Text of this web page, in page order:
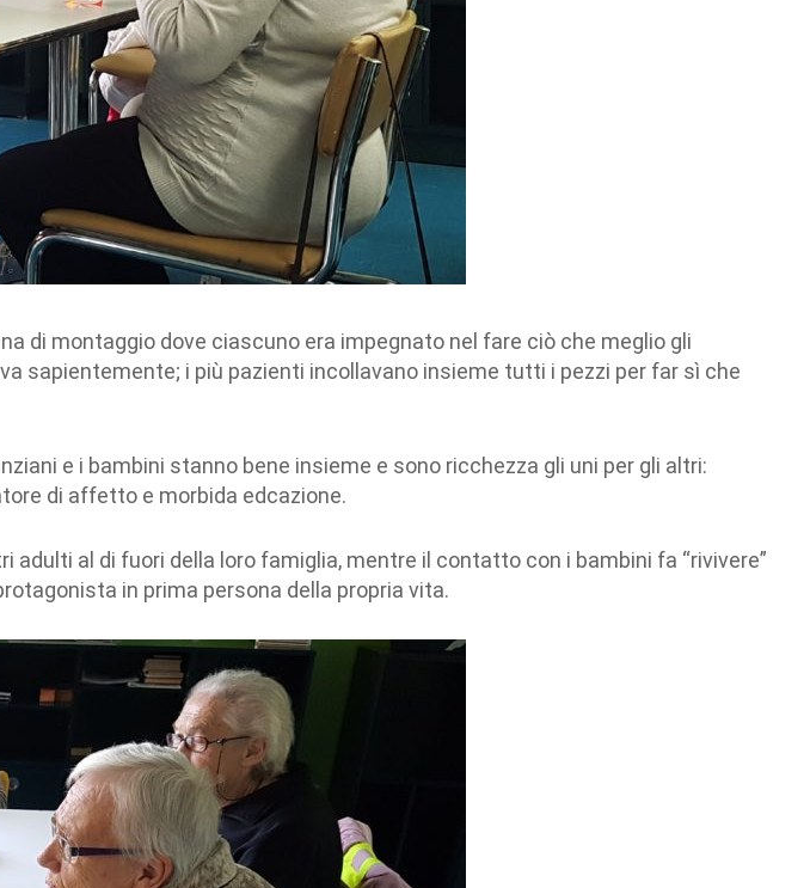
di montaggio dove ciascuno era impegnato nel fare ciò che meglio gli
sapientemente; i più pazienti incollavano insieme tutti i pezzi per far sì che
e i bambini stanno bene insieme e sono ricchezza gli uni per gli altri:
di affetto e morbida edcazione.
al di fuori della loro famiglia, mentre il contatto con i bambini fa “rivivere”
in prima persona della propria vita.